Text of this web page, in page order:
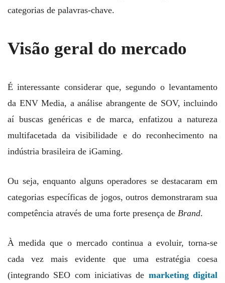
categorias de palavras-chave.
Visão geral do mercado
É interessante considerar que, segundo o levantamento
da ENV Media, a análise abrangente de SOV, incluindo
aí buscas genéricas e de marca, enfatizou a natureza
multifacetada da visibilidade e do reconhecimento na
indústria brasileira de iGaming.
Ou seja, enquanto alguns operadores se destacaram em
categorias específicas de jogos, outros demonstraram sua
competência através de uma forte presença de Brand.
À medida que o mercado continua a evoluir, torna-se
cada vez mais evidente que uma estratégia coesa
(integrando SEO com iniciativas de marketing digital